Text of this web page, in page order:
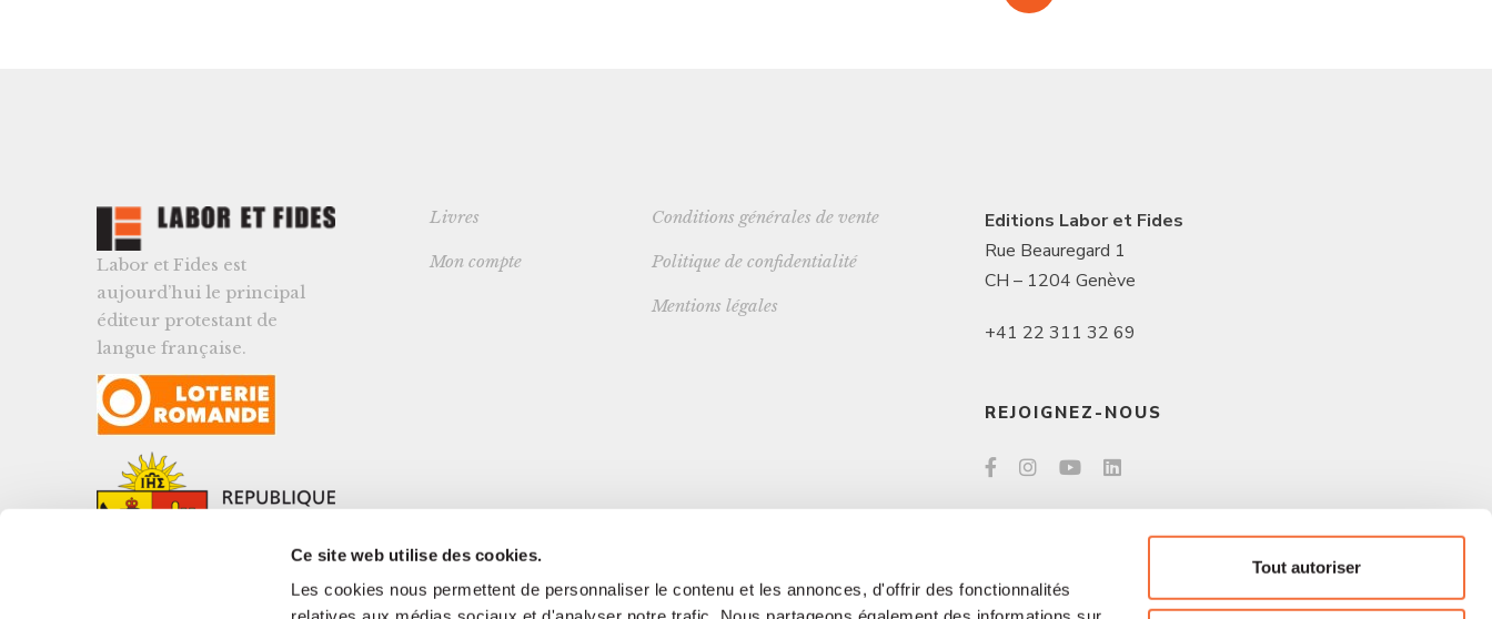
Ce site web utilise des cookies.
Les cookies nous permettent de personnaliser le contenu et les annonces, d'offrir des fonctionnalités
Tout autoriser
Labor et Fides est
aujourd’hui le principal
éditeur protestant de
langue française.
Livres
Mon compte
Conditions générales de vente
Politique de confidentialité
Mentions légales
Editions Labor et Fides
Rue Beauregard 1
CH – 1204 Genève
+41 22 311 32 69
REJOIGNEZ-NOUS